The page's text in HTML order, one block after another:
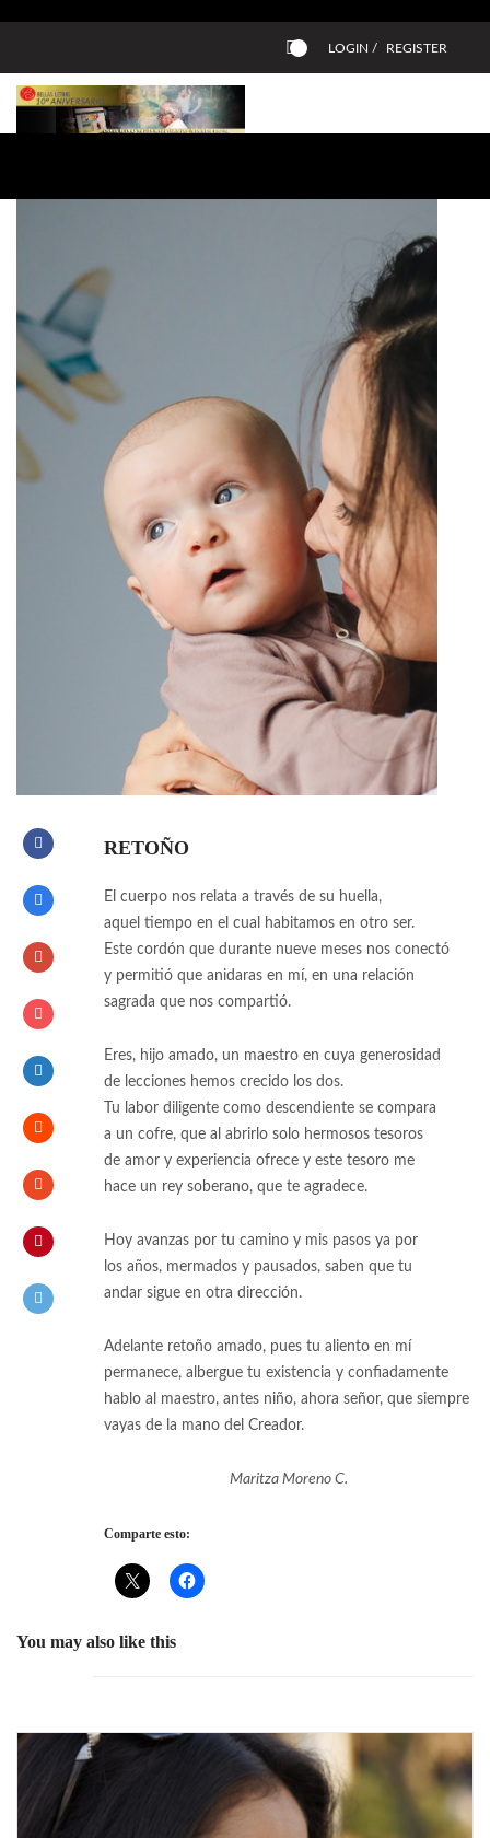
LOGIN / REGISTER
RETOÑO
El cuerpo nos relata a través de su huella,
aquel tiempo en el cual habitamos en otro ser.
Este cordón que durante nueve meses nos conectó
y permitió que anidaras en mí, en una relación
sagrada que nos compartió.
Eres, hijo amado, un maestro en cuya generosidad
de lecciones hemos crecido los dos.
Tu labor diligente como descendiente se compara
a un cofre, que al abrirlo solo hermosos tesoros
de amor y experiencia ofrece y este tesoro me
hace un rey soberano, que te agradece.
Hoy avanzas por tu camino y mis pasos ya por
los años, mermados y pausados, saben que tu
andar sigue en otra dirección.
Adelante retoño amado, pues tu aliento en mí
permanece, albergue tu existencia y confiadamente
hablo al maestro, antes niño, ahora señor, que siempre
vayas de la mano del Creador.
Maritza Moreno C.
Comparte esto:
You may also like this